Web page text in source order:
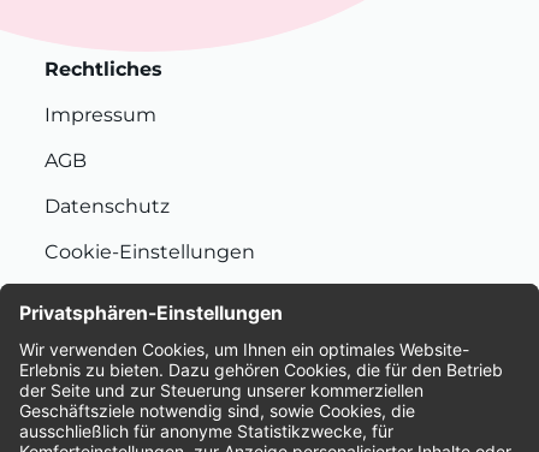
Rechtliches
Impressum
AGB
Datenschutz
Cookie-Einstellungen
Bewertungen